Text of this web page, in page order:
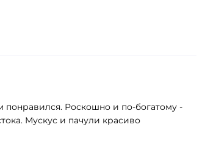
Роскошно и по-богатому -
Мускус и пачули красиво